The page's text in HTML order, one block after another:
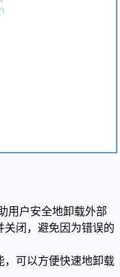
用户安全地卸载外部
闭，避免因为错误的
，可以方便快速地卸载